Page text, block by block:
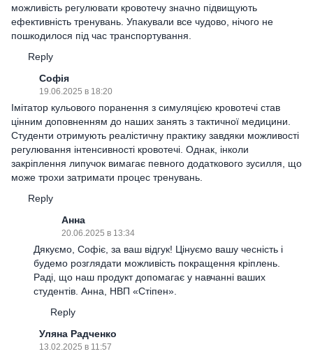
можливість регулювати кровотечу значно підвищують
ефективність тренувань. Упакували все чудово, нічого не
пошкодилося під час транспортування.
Reply
Софія
19.06.2025 в 18:20
Імітатор кульового поранення з симуляцією кровотечі став
цінним доповненням до наших занять з тактичної медицини.
Студенти отримують реалістичну практику завдяки можливості
регулювання інтенсивності кровотечі. Однак, інколи
закріплення липучок вимагає певного додаткового зусилля, що
може трохи затримати процес тренувань.
Reply
Анна
20.06.2025 в 13:34
Дякуємо, Софіє, за ваш відгук! Цінуємо вашу чесність і
будемо розглядати можливість покращення кріплень.
Раді, що наш продукт допомагає у навчанні ваших
студентів. Анна, НВП «Стіпен».
Reply
Уляна Радченко
13.02.2025 в 11:57